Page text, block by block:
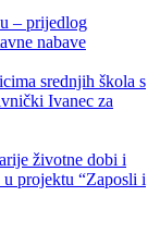
– prijedlog
nabave
srednjih škola s
Ivanec za
životne dobi i
u projektu “Zaposli i